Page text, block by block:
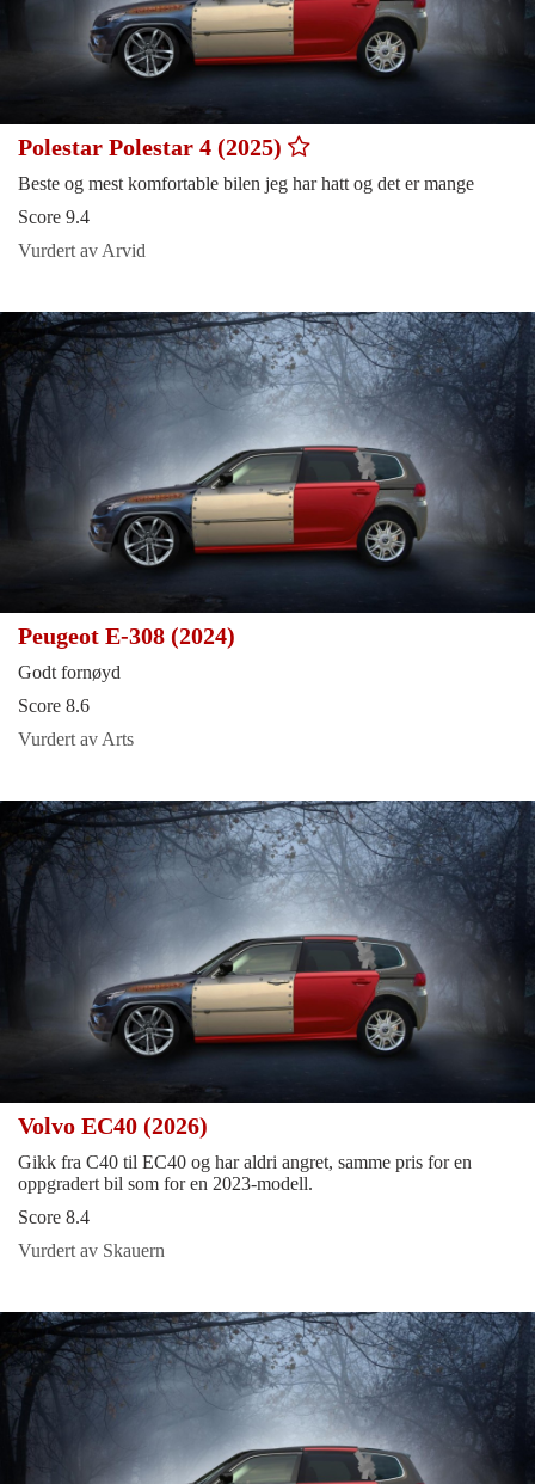
Polestar Polestar 4 (2025)
Beste og mest komfortable bilen jeg har hatt og det er mange
Score 9.4
Vurdert av Arvid
Peugeot E-308 (2024)
Godt fornøyd
Score 8.6
Vurdert av Arts
Volvo EC40 (2026)
Gikk fra C40 til EC40 og har aldri angret, samme pris for en
oppgradert bil som for en 2023-modell.
Score 8.4
Vurdert av Skauern